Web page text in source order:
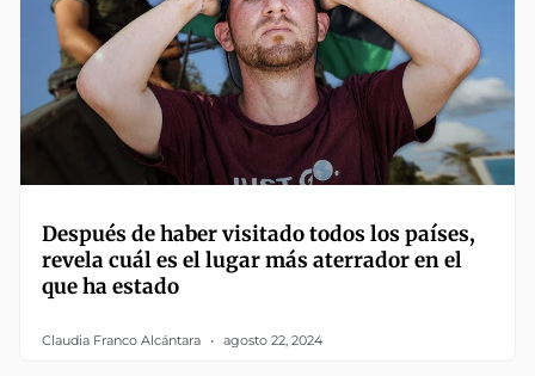
Después de haber visitado todos los países,
revela cuál es el lugar más aterrador en el
que ha estado
Claudia Franco Alcántara agosto 22, 2024